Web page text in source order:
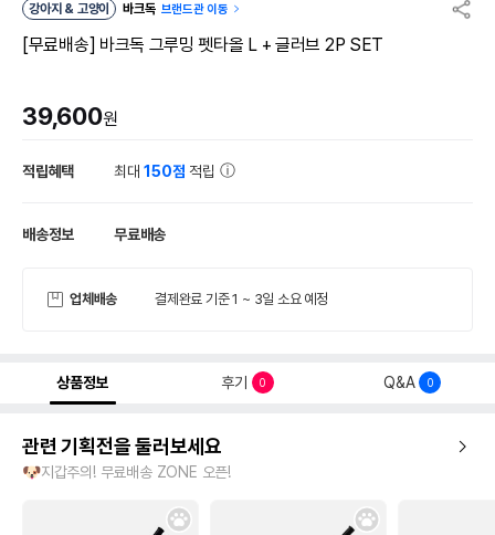
강아지 & 고양이 바크독 브랜드관 이동
[무료배송] 바크독 그루밍 펫타올 L + 글러브 2P SET
39,600원
적립혜택 최대150점 적립
배송정보 무료배송
업체배송 결제완료 기준 1 ~ 3일 소요 예정
상품정보 후기 0 Q&A 0
관련 기획전을 둘러보세요
🐶지갑주의! 무료배송 ZONE 오픈!